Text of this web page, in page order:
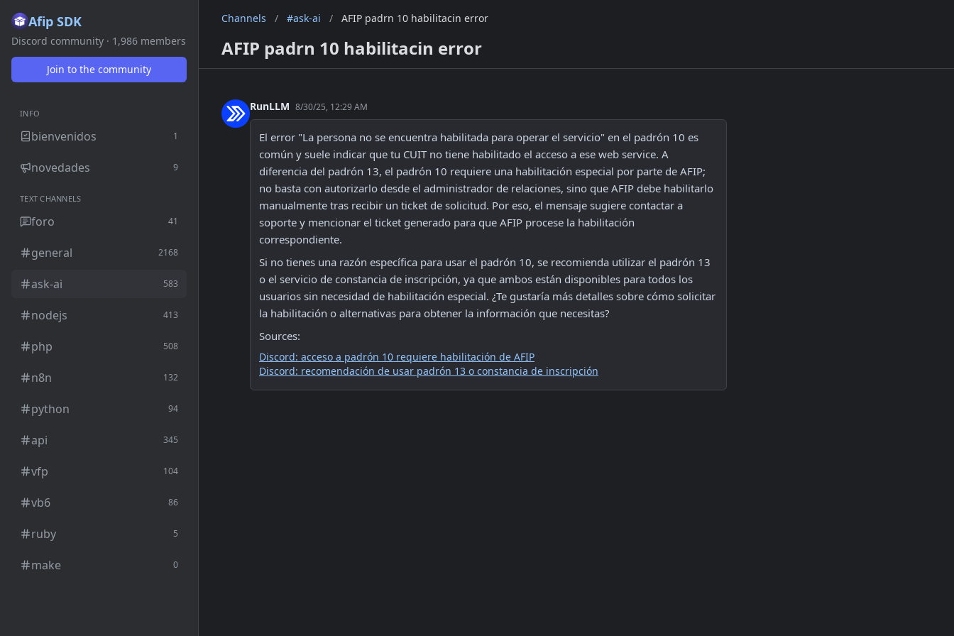
Afip SDK
Discord community · 1,986 members
Join to the community
INFO
bienvenidos 1
novedades 9
TEXT CHANNELS
foro 41
general 2168
ask-ai 583
nodejs 413
php 508
n8n 132
python 94
api 345
vfp 104
vb6 86
ruby 5
make 0
Channels / #ask-ai / AFIP padrn 10 habilitacin error
AFIP padrn 10 habilitacin error
RunLLM 8/30/25, 12:29 AM
El error "La persona no se encuentra habilitada para operar el servicio" en el padrón 10 es
común y suele indicar que tu CUIT no tiene habilitado el acceso a ese web service. A
diferencia del padrón 13, el padrón 10 requiere una habilitación especial por parte de AFIP;
no basta con autorizarlo desde el administrador de relaciones, sino que AFIP debe habilitarlo
manualmente tras recibir un ticket de solicitud. Por eso, el mensaje sugiere contactar a
soporte y mencionar el ticket generado para que AFIP procese la habilitación
correspondiente.
Si no tienes una razón específica para usar el padrón 10, se recomienda utilizar el padrón 13
o el servicio de constancia de inscripción, ya que ambos están disponibles para todos los
usuarios sin necesidad de habilitación especial. ¿Te gustaría más detalles sobre cómo solicitar
la habilitación o alternativas para obtener la información que necesitas?
Sources:
Discord: acceso a padrón 10 requiere habilitación de AFIP
Discord: recomendación de usar padrón 13 o constancia de inscripción